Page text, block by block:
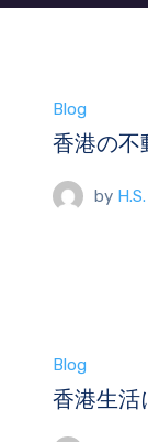
Blog
香港の不
by
Blog
香港生活